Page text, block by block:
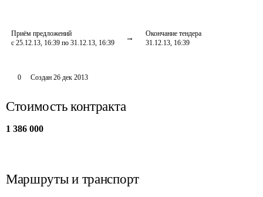
Приём предложений
с 25.12.13, 16:39 по 31.12.13, 16:39
Окончание тендера
31.12.13, 16:39
0 Создан 26 дек 2013
Стоимость контракта
1 386 000
Маршруты и транспорт